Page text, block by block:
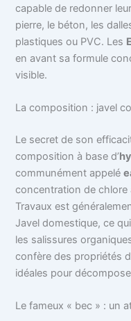
capable de redonner
pierre, le béton, les
plastiques ou PVC. Les
en avant sa formule
visible.
La composition : javel
Le secret de son
composition à base d’
communément appelé
concentration de chlore
Travaux est
Javel domestique, ce
les salissures
confère des propriétés
idéales pour
Le fameux « bec » : un